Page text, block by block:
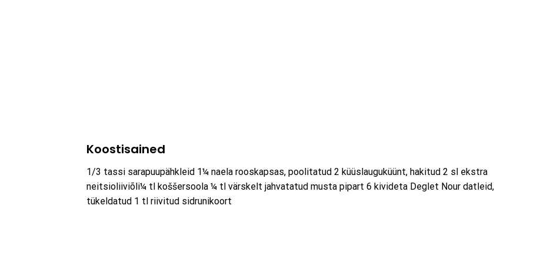
Koostisained
1/3 tassi sarapuupähkleid 1¼ naela rooskapsas, poolitatud 2 küüslauguküünt, hakitud 2 sl ekstra
neitsioliiviõli¼ tl koššersoola ¼ tl värskelt jahvatatud musta pipart 6 kivideta Deglet Nour datleid,
tükeldatud 1 tl riivitud sidrunikoort